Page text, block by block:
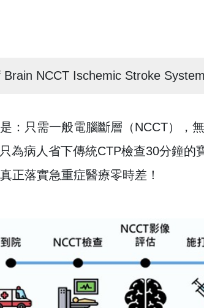
NCCT Ischemic Stroke System
：只需一般電腦斷層（NCCT），
為病人省下傳統CTP檢查30分鐘
正落實急重症醫療零時差！